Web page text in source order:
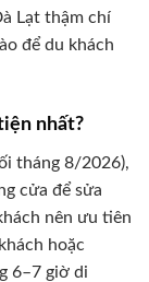
Lạt thậm chí
để du khách
nhất?
tháng 8/2026),
cửa để sửa
nên ưu tiên
hoặc
6–7 giờ di